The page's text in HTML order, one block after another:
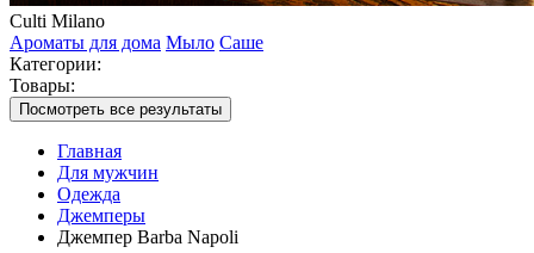
Culti Milano
Ароматы для дома Мыло Саше
Категории:
Товары:
Посмотреть все результаты
Главная
Для мужчин
Одежда
Джемперы
Джемпер Barba Napoli